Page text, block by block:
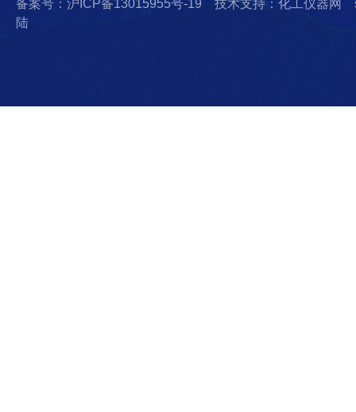
备案号：沪ICP备13015955号-19 技术支持：化工仪器网
陆